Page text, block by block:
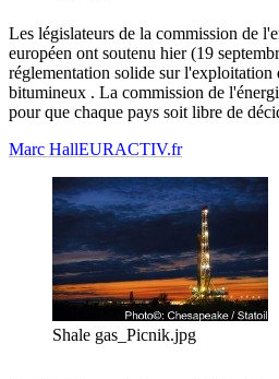
Les législateurs de la commission de
européen ont soutenu hier (19
réglementation solide sur l'exploitation
bitumineux . La commission de
pour que chaque pays soit libre de
Marc HallEURACTIV.fr
Shale gas_Picnik.jpg